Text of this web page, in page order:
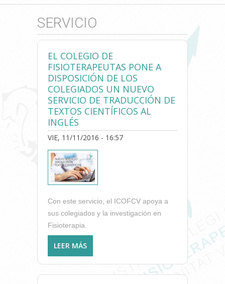
SERVICIO
EL COLEGIO DE
FISIOTERAPEUTAS PONE A
DISPOSICIÓN DE LOS
COLEGIADOS UN NUEVO
SERVICIO DE TRADUCCIÓN DE
TEXTOS CIENTÍFICOS AL
INGLÉS
VIE, 11/11/2016 - 16:57
Con este servicio, el ICOFCV apoya a
sus colegiados y la investigación en
Fisioterapia.
LEER MÁS
FISIOTERAPEUTAS PONE A
DISPOSICIÓN DE LOS